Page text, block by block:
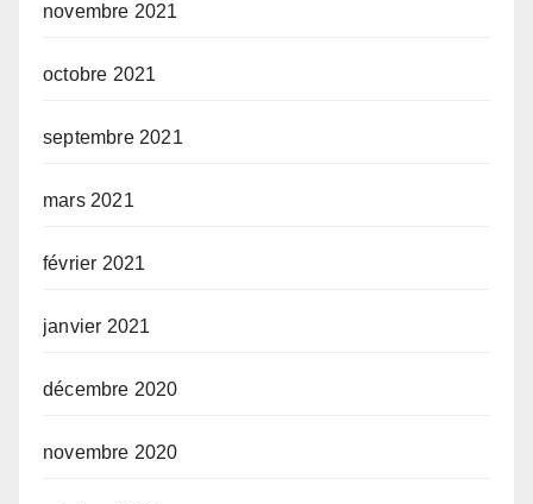
novembre 2021
octobre 2021
septembre 2021
mars 2021
février 2021
janvier 2021
décembre 2020
novembre 2020